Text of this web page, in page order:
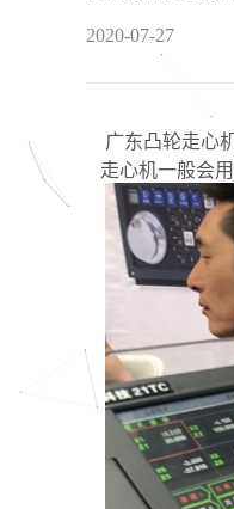
2020-07-27
广东凸轮走心
走心机一般会